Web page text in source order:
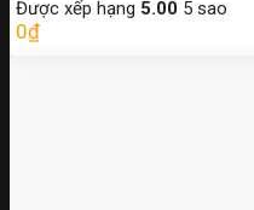
Được xếp hạng 5.00 5 sao
0₫